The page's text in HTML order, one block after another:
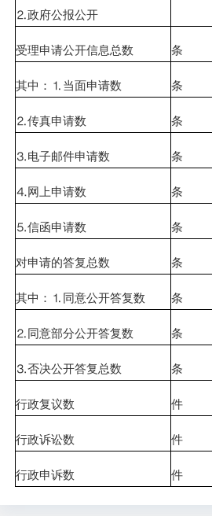
⒉政府公报公开
受理申请公开信息总数 条
其中：⒈当面申请数 条
⒉传真申请数 条
⒊电子邮件申请数 条
⒋网上申请数 条
⒌信函申请数 条
对申请的答复总数 条
其中：⒈同意公开答复数 条
⒉同意部分公开答复数 条
⒊否决公开答复总数 条
行政复议数 件
行政诉讼数 件
行政申诉数 件